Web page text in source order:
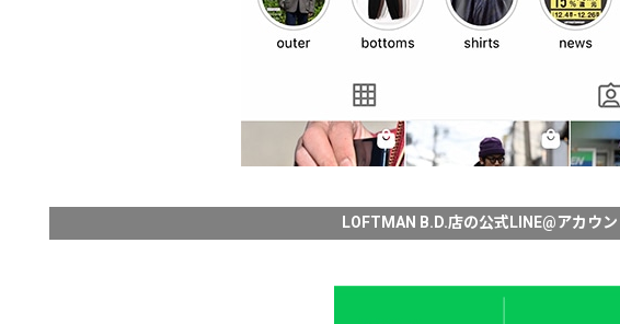
LOFTMAN B.D.店の公式LINE@アカウ